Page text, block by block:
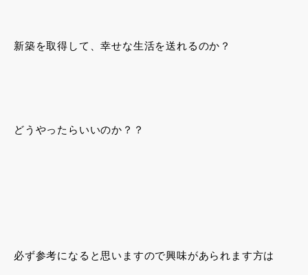
新築を取得して、幸せな生活を送れるのか？
どうやったらいいのか？？
必ず参考になると思いますので興味があられます方は